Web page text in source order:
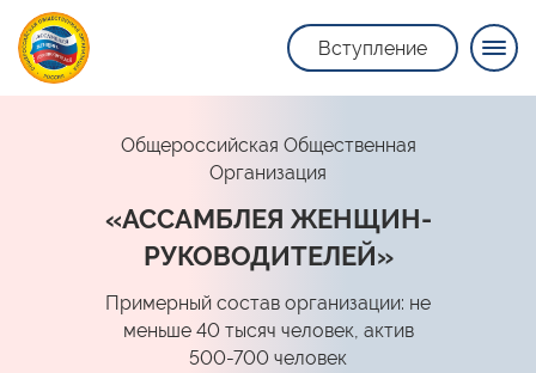
Вступление
Общероссийская Общественная
Организация
«АССАМБЛЕЯ ЖЕНЩИН-
РУКОВОДИТЕЛЕЙ»
Примерный состав организации: не
меньше 40 тысяч человек, актив
500-700 человек